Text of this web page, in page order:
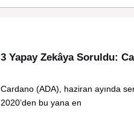
3 Yapay Zekâya Soruldu:
Cardano (ADA), haziran ayında
2020’den bu yana en